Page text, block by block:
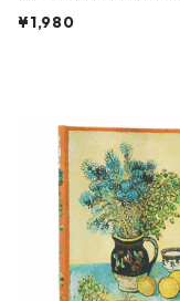
ch 3532 ルートート WR.
¥1,980